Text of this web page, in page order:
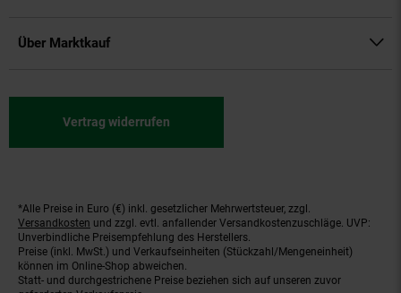
Über Marktkauf
Vertrag widerrufen
Fußnoten
*Alle Preise in Euro (€) inkl. gesetzlicher Mehrwertsteuer, zzgl.
Versandkosten und zzgl. evtl. anfallender Versandkostenzuschläge. UVP:
Unverbindliche Preisempfehlung des Herstellers.
Preise (inkl. MwSt.) und Verkaufseinheiten (Stückzahl/Mengeneinheit)
können im Online-Shop abweichen.
Statt- und durchgestrichene Preise beziehen sich auf unseren zuvor